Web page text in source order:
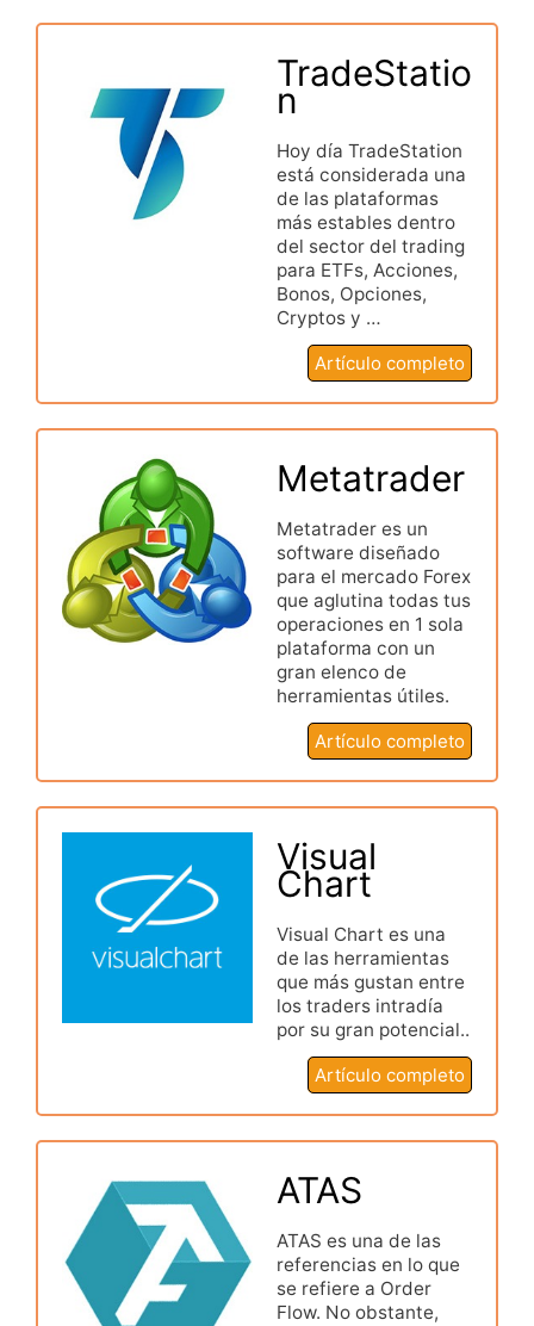
TradeStatio
n
Hoy día TradeStation
está considerada una
de las plataformas
más estables dentro
del sector del trading
para ETFs, Acciones,
Bonos, Opciones,
Cryptos y …
Artículo completo
Metatrader
Metatrader es un
software diseñado
para el mercado Forex
que aglutina todas tus
operaciones en 1 sola
plataforma con un
gran elenco de
herramientas útiles.
Artículo completo
Visual
Chart
Visual Chart es una
de las herramientas
que más gustan entre
los traders intradía
por su gran potencial..
Artículo completo
ATAS
ATAS es una de las
referencias en lo que
se refiere a Order
Flow. No obstante,